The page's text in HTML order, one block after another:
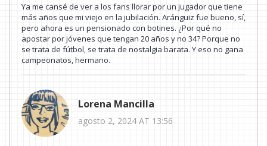
Ya me cansé de ver a los fans llorar por un jugador que tiene
más años que mi viejo en la jubilación. Aránguiz fue bueno, sí,
pero ahora es un pensionado con botines. ¿Por qué no
apostar por jóvenes que tengan 20 años y no 34? Porque no
se trata de fútbol, se trata de nostalgia barata. Y eso no gana
campeonatos, hermano.
Lorena Mancilla
agosto 2, 2024 AT 13:56